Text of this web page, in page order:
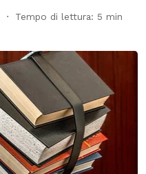
Tempo di lettura: 5 min